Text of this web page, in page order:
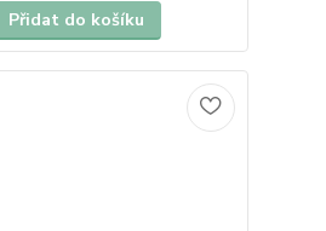
Přidat do košíku